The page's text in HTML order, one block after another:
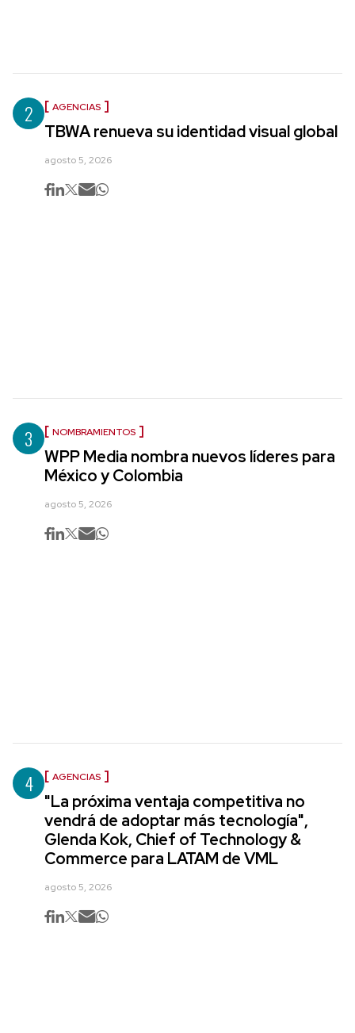
2 AGENCIAS
TBWA renueva su identidad visual global
agosto 5, 2026
3 NOMBRAMIENTOS
WPP Media nombra nuevos líderes para
México y Colombia
agosto 5, 2026
4 AGENCIAS
"La próxima ventaja competitiva no
vendrá de adoptar más tecnología",
Glenda Kok, Chief of Technology &
Commerce para LATAM de VML
agosto 5, 2026